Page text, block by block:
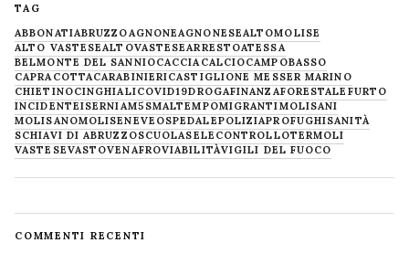
TAG
ABBONATIABRUZZOAGNONEAGNONESEALTOMOLISE
ALTO VASTESEALTOVASTESEARRESTOATESSA
BELMONTE DEL SANNIOCACCIACALCIOCAMPOBASSO
CAPRACOTTACARABINIERICASTIGLIONE MESSER MARINO
CHIETINOCINGHIALICOVID19DROGAFINANZAFORESTALE FURTO
INCIDENTEISERNIAM5SMALTEMPOMIGRANTIMOLISANI
MOLISANOMOLISENEVE OSPEDALEPOLIZIAPROFUGHISANITÀ
SCHIAVI DI ABRUZZOSCUOLASELECONTROLLOTERMOLI
VASTESEVASTOVENAFROVIABILITÀVIGILI DEL FUOCO
COMMENTI RECENTI